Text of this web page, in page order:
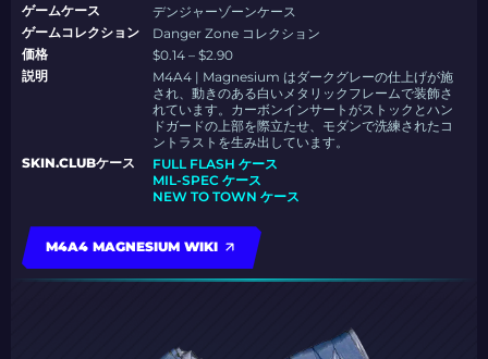
ゲームケース
デンジャーゾーンケース
ゲームコレクション
Danger Zone コレクション
価格
$0.14 – $2.90
説明
M4A4 | Magnesium はダークグレーの仕上げが施
され、動きのある白いメタリックフレームで装飾さ
れています。カーボンインサートがストックとハン
ドガードの上部を際立たせ、モダンで洗練されたコ
ントラストを生み出しています。
SKIN.CLUBケース
FULL FLASH ケース
MIL-SPEC ケース
NEW TO TOWN ケース
M4A4 MAGNESIUM WIKI